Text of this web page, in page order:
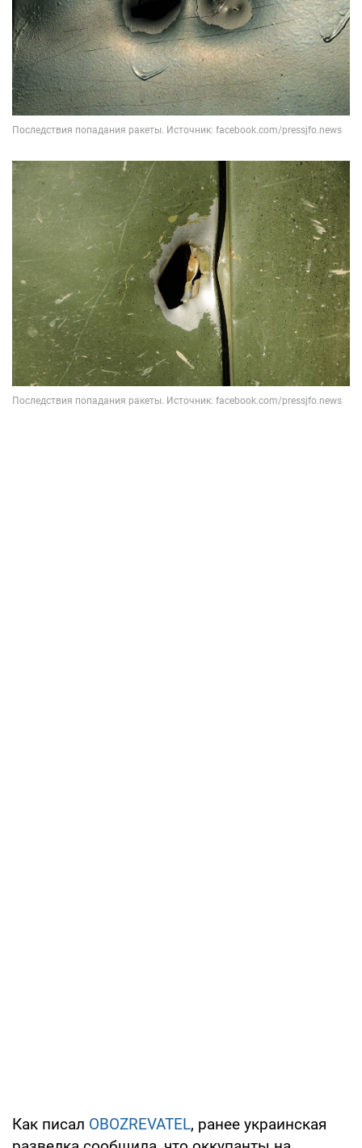
Как писал OBOZREVATEL, ранее украинская